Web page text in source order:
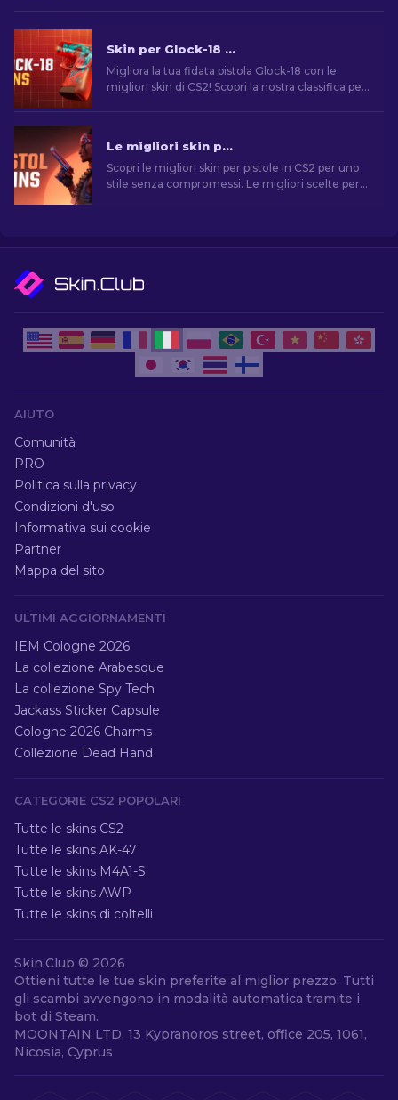
Skin per Glock-18 di CS2: La Classifica Completa [2026]
Migliora la tua fidata pistola Glock-18 con le
migliori skin di CS2! Scopri la nostra classifica per
Le migliori skin per pistola in CS2 [2026]
Scopri le migliori skin per pistole in CS2 per uno
stile senza compromessi. Le migliori scelte per
AIUTO
Comunità
PRO
Politica sulla privacy
Condizioni d'uso
Informativa sui cookie
Partner
Mappa del sito
ULTIMI AGGIORNAMENTI
IEM Cologne 2026
La collezione Arabesque
La collezione Spy Tech
Jackass Sticker Capsule
Cologne 2026 Charms
Collezione Dead Hand
CATEGORIE CS2 POPOLARI
Tutte le skins CS2
Tutte le skins AK-47
Tutte le skins M4A1-S
Tutte le skins AWP
Tutte le skins di coltelli
Skin.Club © 2026
Ottieni tutte le tue skin preferite al miglior prezzo. Tutti
gli scambi avvengono in modalità automatica tramite i
bot di Steam.
MOONTAIN LTD, 13 Kypranoros street, office 205, 1061,
Nicosia, Cyprus